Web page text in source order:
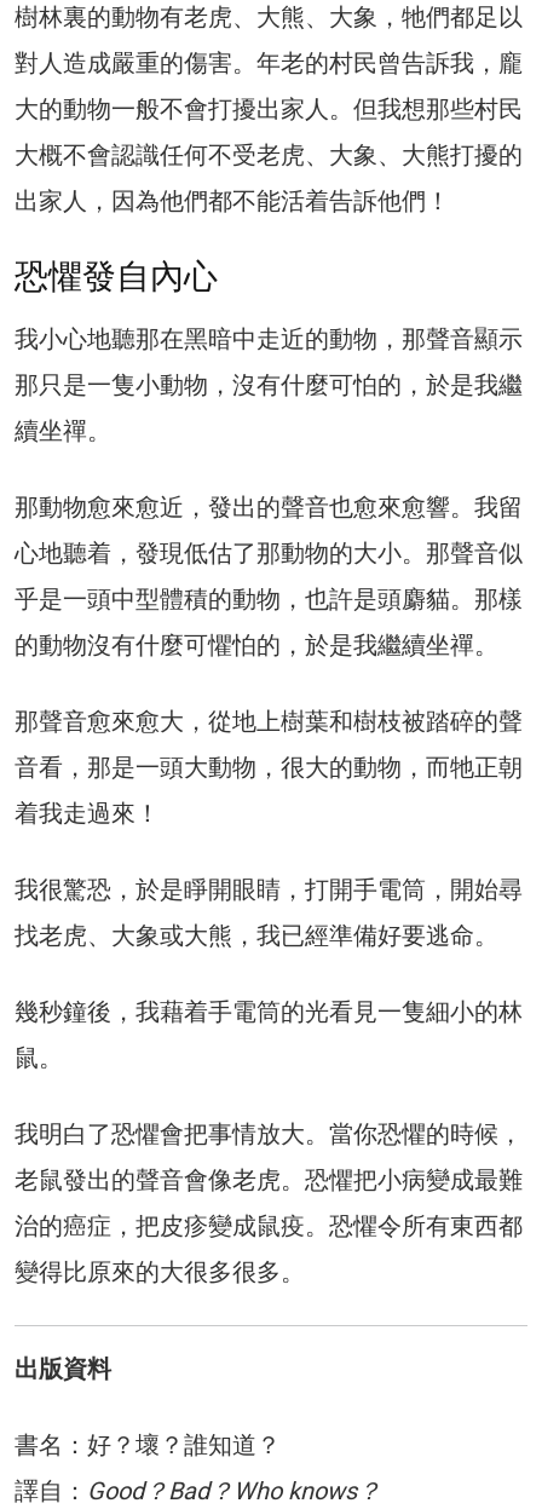
樹林裏的動物有老虎、大熊、大象，牠們都足以
對人造成嚴重的傷害。年老的村民曾告訴我，龐
大的動物一般不會打擾出家人。但我想那些村民
大概不會認識任何不受老虎、大象、大熊打擾的
出家人，因為他們都不能活着告訴他們！
恐懼發自內心
我小心地聽那在黑暗中走近的動物，那聲音顯示
那只是一隻小動物，沒有什麼可怕的，於是我繼
續坐禪。
那動物愈來愈近，發出的聲音也愈來愈響。我留
心地聽着，發現低估了那動物的大小。那聲音似
乎是一頭中型體積的動物，也許是頭麝貓。那樣
的動物沒有什麼可懼怕的，於是我繼續坐禪。
那聲音愈來愈大，從地上樹葉和樹枝被踏碎的聲
音看，那是一頭大動物，很大的動物，而牠正朝
着我走過來！
我很驚恐，於是睜開眼睛，打開手電筒，開始尋
找老虎、大象或大熊，我已經準備好要逃命。
幾秒鐘後，我藉着手電筒的光看見一隻細小的林
鼠。
我明白了恐懼會把事情放大。當你恐懼的時候，
老鼠發出的聲音會像老虎。恐懼把小病變成最難
治的癌症，把皮疹變成鼠疫。恐懼令所有東西都
變得比原來的大很多很多。
出版資料
書名：好？壞？誰知道？
譯自： Good？Bad？Who knows？